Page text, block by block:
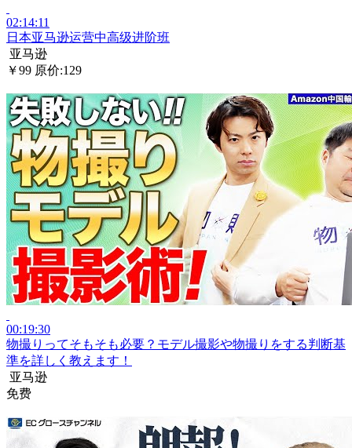
02:14:11
日本亚马逊运营中高级进阶班
亚马逊
￥99 原价:129
00:19:30
物撮りってそもそも必要？モデル撮影や物撮りをする判断基
準を詳しく教えます！
亚马逊
免费